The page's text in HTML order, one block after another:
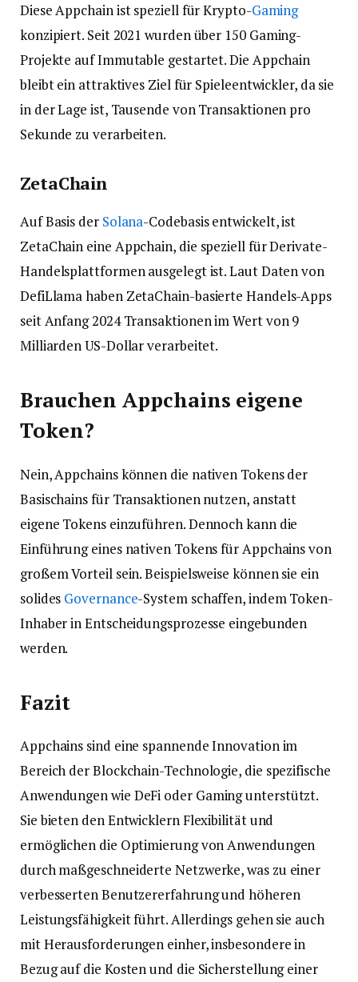
Diese Appchain ist speziell für Krypto-Gaming
konzipiert. Seit 2021 wurden über 150 Gaming-
Projekte auf Immutable gestartet. Die Appchain
bleibt ein attraktives Ziel für Spieleentwickler, da sie
in der Lage ist, Tausende von Transaktionen pro
Sekunde zu verarbeiten.
ZetaChain
Auf Basis der Solana-Codebasis entwickelt, ist
ZetaChain eine Appchain, die speziell für Derivate-
Handelsplattformen ausgelegt ist. Laut Daten von
DefiLlama haben ZetaChain-basierte Handels-Apps
seit Anfang 2024 Transaktionen im Wert von 9
Milliarden US-Dollar verarbeitet.
Brauchen Appchains eigene
Token?
Nein, Appchains können die nativen Tokens der
Basischains für Transaktionen nutzen, anstatt
eigene Tokens einzuführen. Dennoch kann die
Einführung eines nativen Tokens für Appchains von
großem Vorteil sein. Beispielsweise können sie ein
solides Governance-System schaffen, indem Token-
Inhaber in Entscheidungsprozesse eingebunden
werden.
Fazit
Appchains sind eine spannende Innovation im
Bereich der Blockchain-Technologie, die spezifische
Anwendungen wie DeFi oder Gaming unterstützt.
Sie bieten den Entwicklern Flexibilität und
ermöglichen die Optimierung von Anwendungen
durch maßgeschneiderte Netzwerke, was zu einer
verbesserten Benutzererfahrung und höheren
Leistungsfähigkeit führt. Allerdings gehen sie auch
mit Herausforderungen einher, insbesondere in
Bezug auf die Kosten und die Sicherstellung einer